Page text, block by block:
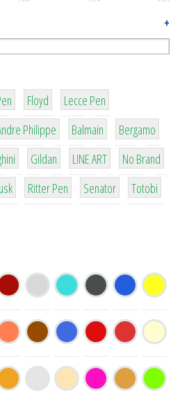
+
2
Floyd
2
Lecce Pen
1
Philippe
4
Balmain
26
Bergamo
42
Gildan
4
LINE ART
90
No Brand
2 22
Ritter Pen
15
Senator
43
Totobi